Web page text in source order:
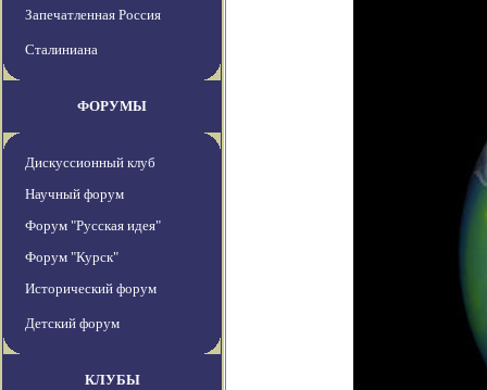
Запечатленная Россия
Сталиниана
ФОРУМЫ
Дискуссионный клуб
Научный форум
Форум "Русская идея"
Форум "Курск"
Исторический форум
Детский форум
КЛУБЫ